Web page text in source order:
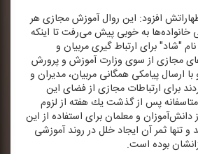
افزود: این روال آموزش مجازی هر
خانواده‌ها به خوبی پیش می‌رفت تا اینكه
نام "شاد" برای ارتباط گیری مربیان و
مجازی از سوی وزارت آموزش و پرورش
ارسال پیامكی همگانی مربیان، مدیران و
برای ارتباطات مجازی از فضای این
متاسفانه پس از گذشت یك هفته از لزوم
و معلمان برای استفاده از این
تنها ثمر آن ایجاد خلل در روند آموزشی
بوده است.